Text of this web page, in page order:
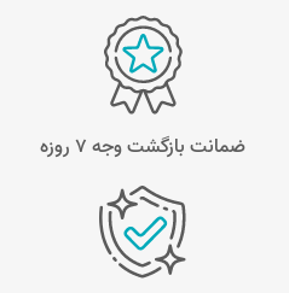
ضمانت بازگشت وجه ۷ روزه